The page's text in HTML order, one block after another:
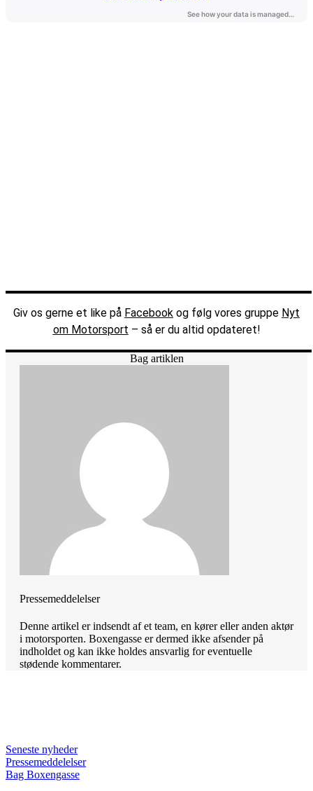
Giv os gerne et like på Facebook og følg vores gruppe Nyt
om Motorsport – så er du altid opdateret!
Bag artiklen
Pressemeddelelser
Denne artikel er indsendt af et team, en kører eller anden aktør
i motorsporten. Boxengasse er dermed ikke afsender på
indholdet og kan ikke holdes ansvarlig for eventuelle
stødende kommentarer.
Seneste nyheder
Pressemeddelelser
Bag Boxengasse